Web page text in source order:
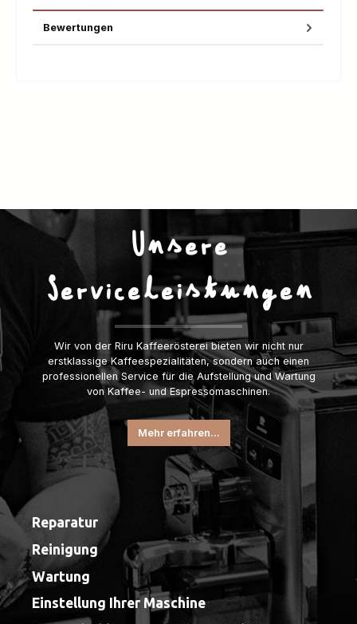
Bewertungen
Unsere
Serviceleistungen
Wir von der Riru Kaffeerösterei bieten wir nicht nur
erstklassige Kaffeespezialitäten, sondern auch einen
professionellen Service für die Aufstellung und Wartung
von Kaffee- und Espressomaschinen.
Mehr erfahren...
Reparatur
Reinigung
Wartung
Einstellung Ihrer Maschine